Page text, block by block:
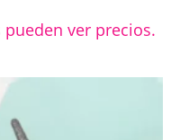
pueden ver precios.